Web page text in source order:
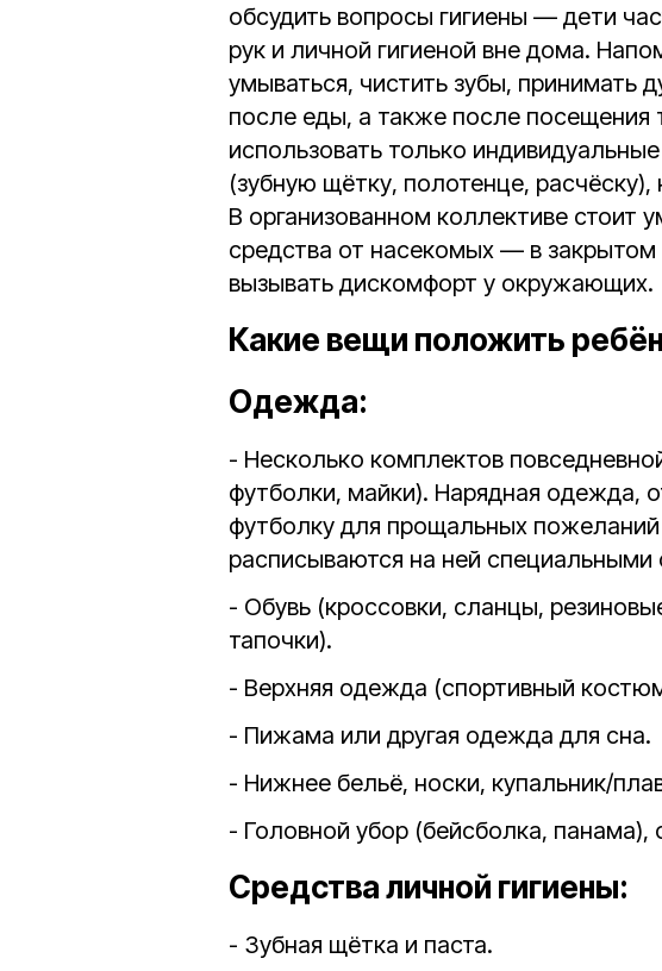
обсудить вопросы гигиены — дети
рук и личной гигиеной вне дома.
умываться, чистить зубы, принимать
после еды, а также после посещения
использовать только
(зубную щётку, полотенце,
В организованном коллективе стоит
средства от насекомых — в
вызывать дискомфорт у окружающих.
Какие вещи положить
Одежда:
- Несколько комплектов
футболки, майки). Нарядная одежда,
футболку для прощальных
расписываются на ней
- Обувь (кроссовки, сланцы,
тапочки).
- Верхняя одежда (спортивный
- Пижама или другая одежда для сна.
- Нижнее бельё, носки, купальник/
- Головной убор (бейсболка,
Средства личной гигиены:
- Зубная щётка и паста.